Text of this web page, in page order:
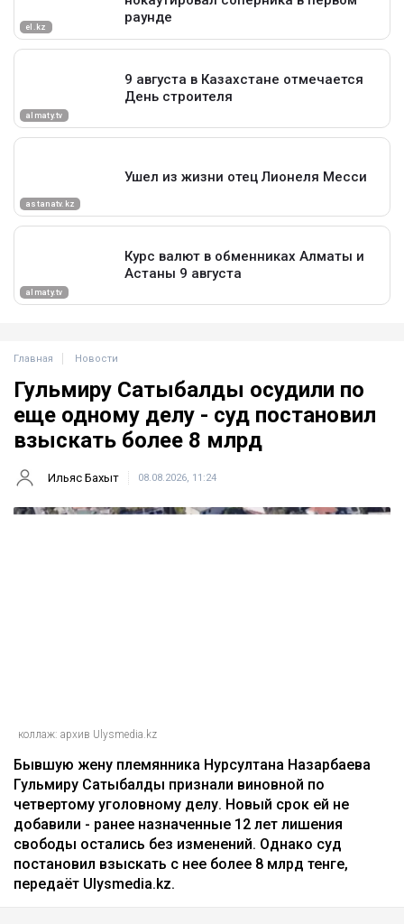
Главная Новости
Гульмиру Сатыбалды осудили по
еще одному делу - суд постановил
взыскать более 8 млрд
Ильяс Бахыт 08.08.2026, 11:24
коллаж: архив Ulysmedia.kz
Бывшую жену племянника Нурсултана Назарбаева
Гульмиру Сатыбалды признали виновной по
четвертому уголовному делу. Новый срок ей не
добавили - ранее назначенные 12 лет лишения
свободы остались без изменений. Однако суд
постановил взыскать с нее более 8 млрд тенге,
передаёт Ulysmedia.kz.